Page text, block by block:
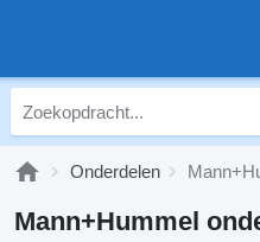
Onderdelen
Mann+Hummel